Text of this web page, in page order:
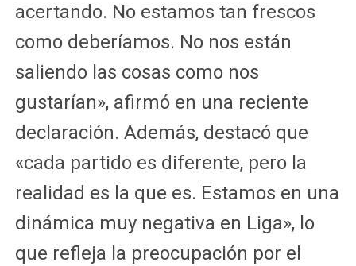
acertando. No estamos tan frescos
como deberíamos. No nos están
saliendo las cosas como nos
gustarían», afirmó en una reciente
declaración. Además, destacó que
«cada partido es diferente, pero la
realidad es la que es. Estamos en una
dinámica muy negativa en Liga», lo
que refleja la preocupación por el